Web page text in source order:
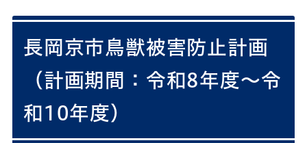
長岡京市鳥獣被害防止計画
（計画期間：令和8年度～令
和10年度）